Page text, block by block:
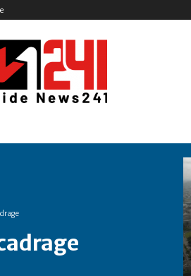
Insidenews241